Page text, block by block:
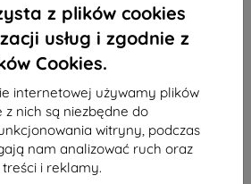
z plików cookies
usług i zgodnie z
Cookies.
internetowej używamy plików
z nich są niezbędne do
witryny, podczas
nam analizować ruch oraz
i reklamy.